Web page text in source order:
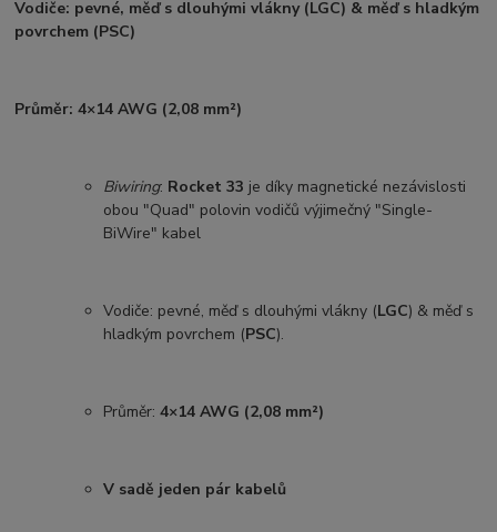
Vodiče: pevné, měď s dlouhými vlákny (LGC) & měď s hladkým
povrchem (PSC)
Průměr: 4×14 AWG (2,08 mm²)
Biwiring: Rocket 33 je díky magnetické nezávislosti
obou "Quad" polovin vodičů výjimečný "Single-
BiWire" kabel
Vodiče: pevné, měď s dlouhými vlákny (LGC) & měď s
hladkým povrchem (PSC).
Průměr: 4×14 AWG (2,08 mm²)
V sadě jeden pár kabelů